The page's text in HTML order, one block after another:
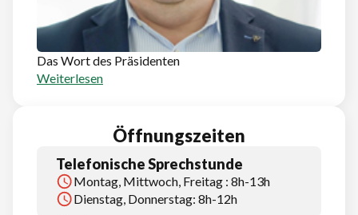
Das Wort des Präsidenten
Weiterlesen
Öffnungszeiten
Telefonische Sprechstunde
Montag, Mittwoch, Freitag : 8h-13h
Dienstag, Donnerstag: 8h-12h